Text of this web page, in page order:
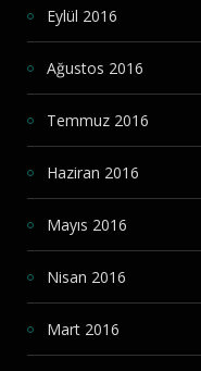
Eylül 2016
Ağustos 2016
Temmuz 2016
Haziran 2016
Mayıs 2016
Nisan 2016
Mart 2016